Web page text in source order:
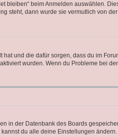
bleiben“ beim Anmelden auswählen.
steht, dann wurde sie vermutlich von
hat und die dafür sorgen, dass du im
wurden. Wenn du Probleme bei
in der Datenbank des Boards
du alle deine Einstellungen ändern.